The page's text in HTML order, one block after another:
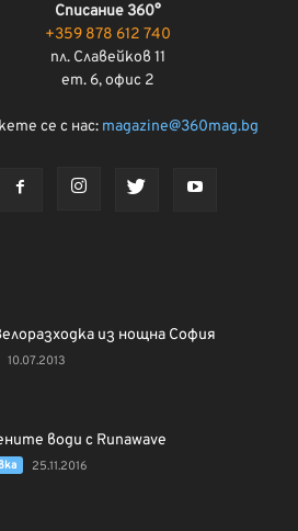
Списание 360°
+359 878 612 740
пл. Славейков 11
ет. 6, офис 2
се с нас: magazine@360mag.bg
из нощна София
10.07.2013
води с Runawave
25.11.2016